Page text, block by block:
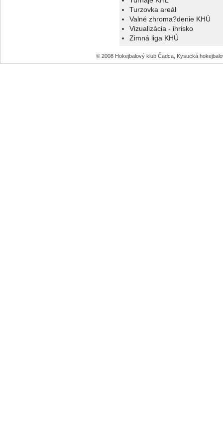
Turzovka areál
Valné zhroma?denie KHÚ
Vizualizácia - ihrisko
Zimná liga KHÚ
© 2008 Hokejbalový klub Čadca, Kysucká